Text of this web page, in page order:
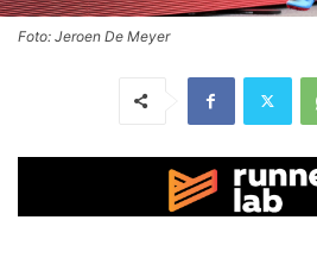
Foto: Jeroen De Meyer